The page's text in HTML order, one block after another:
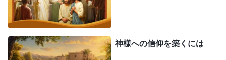
霊の働きを受けておらず、最終的には自分たち自身
の規則すら守れなくなり、窃盗、殺人、乱交といっ
た背徳行為が蔓延していたのです。礼拝所はもはや
神を崇拝する場所ではなく、盗人の巣窟となってい
神様への信仰を築くには